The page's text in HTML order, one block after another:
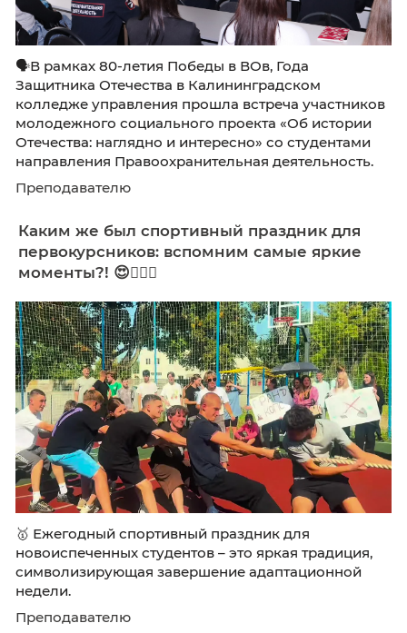
🗣️В рамках 80-летия Победы в ВОв, Года
Защитника Отечества в Калининградском
колледже управления прошла встреча
молодежного социального проекта «Об
Отечества: наглядно и интересно» со
направления Правоохранительная
Преподавателю
Каким же был спортивный праздник
первокурсников: вспомним самые
моменты?! 😍🏃🏻‍♀️